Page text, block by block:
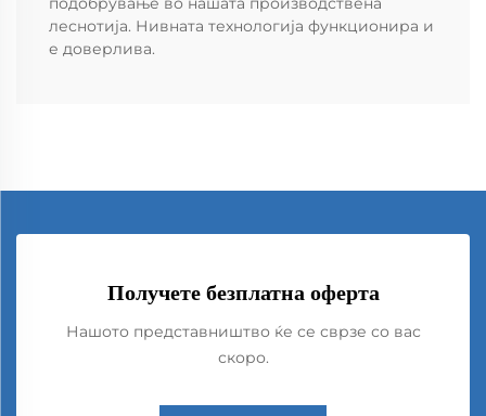
леснотија. Нивната технологија функционира и
е доверлива.
Получете безплатна оферта
Нашото представништво ќе се сврзе со вас
скоро.